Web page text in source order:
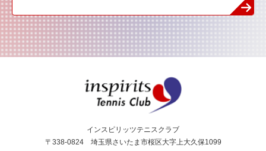
インスピリッツテニスクラブ
〒338-0824 埼玉県さいたま市桜区大字上大久保1099